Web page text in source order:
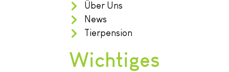
Über Uns
News
Tierpension
Wichtiges